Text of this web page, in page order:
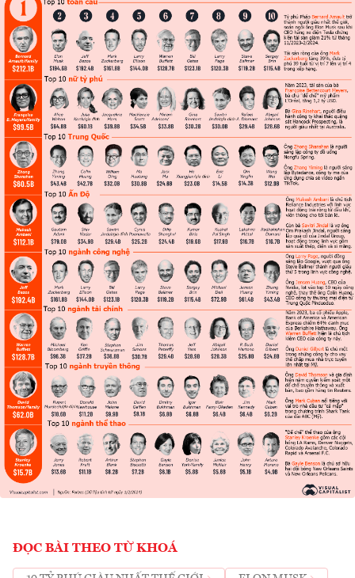
ĐỌC BÀI THEO TỪ KHOÁ